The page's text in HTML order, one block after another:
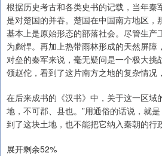
根据历史考古和各类史书的记载，当年秦
是对楚国的并吞。楚国在中国南方地区，
基本上是原始形态的部落社会。尽管生产
为彪悍。再加上热带雨林形成的天然屏障
对垒的秦军来说，毫无疑问是一个极大挑
领赵佗，看到了这片南方之地的复杂情况
在后来成书的《汉书》中，关于这一区域
地，不可郡、县也。”用通俗的话说，就
到了这块土地，也不能把它纳入秦朝的行
展开剩余52%